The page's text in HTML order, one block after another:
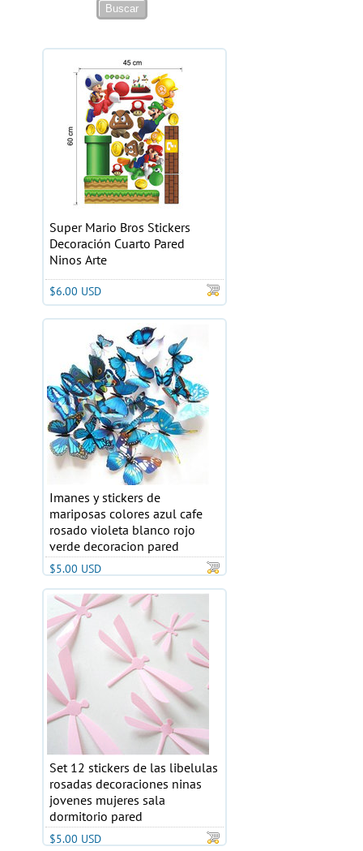
Super Mario Bros Stickers
Decoración Cuarto Pared
Ninos Arte
$6.00 USD
Imanes y stickers de
mariposas colores azul cafe
rosado violeta blanco rojo
verde decoracion pared
$5.00 USD
Set 12 stickers de las libelulas
rosadas decoraciones ninas
jovenes mujeres sala
dormitorio pared
$5.00 USD